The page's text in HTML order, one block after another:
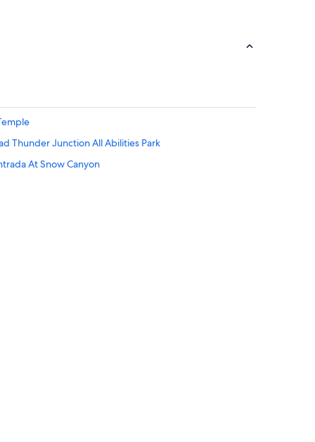
Thunder Junction All Abilities Park
At Snow Canyon